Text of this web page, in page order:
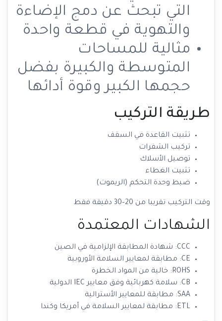
التي تبحث عن دمج الإضاءة
والتهوية في قطعة واحدة
مثالية للمساحات
المتوسطة والكبيرة بفضل
حجمها الكبير وقوة أدائها
طريقة التركيب
تثبيت القاعدة في السقف
تركيب الشفرات
توصيل الأسلاك
تثبيت الغطاء
ضبط وحدة التحكم (الريموت)
وقت التركيب تقريبا من 20–30 دقيقة فقط
الشهادات المعتمدة
CCC: شهادة المطابقة الإلزامية في الصين
CE: مطابقة لمعايير السلامة الأوروبية
ROHS: خالية من المواد الخطرة
CB: سلامة كهربائية وفق معايير IEC الدولية
SAA: مطابقة للمعايير الأسترالية
ETL: مطابقة لمعايير السلامة في أمريكا وكندا